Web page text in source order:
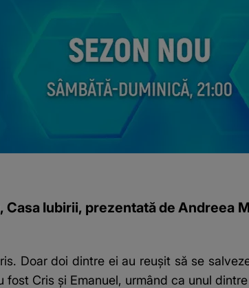
Iubirii, prezentată de Andreea
Doar doi dintre ei au reușit să se
Cris și Emanuel, urmând ca unul